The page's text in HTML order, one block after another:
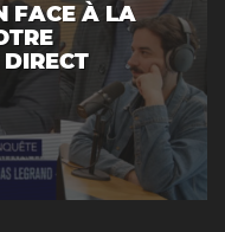
FACE À LA